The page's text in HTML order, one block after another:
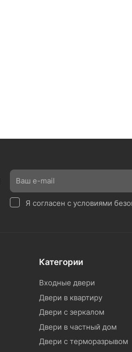
Я согласен с условиями
Категории
Входные двери
Двери в квартиру
Двери с зеркалом
Двери в частный дом
Двери с терморазрывом